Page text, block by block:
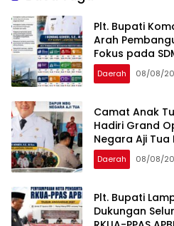
Plt. Bupati
Arah
Fokus pada
dan
Daerah 08/08/
Camat Anak
Hadiri Grand
Negara Aji
Daerah 08/08/
Plt. Bupati
Dukungan